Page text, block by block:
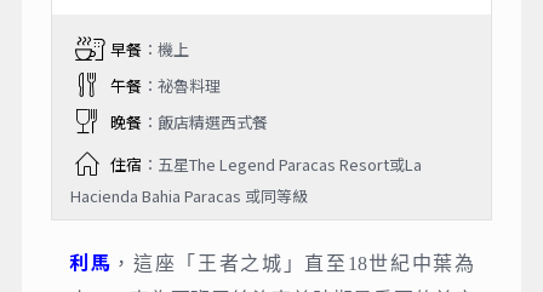
早餐：機上
午餐：祕魯料理
晚餐：飯店精選西式餐
住宿 ：五星The Legend Paracas Resort或La
Hacienda Bahia Paracas 或同等級
利馬 ，這座「王者之城」直至18世紀中葉為